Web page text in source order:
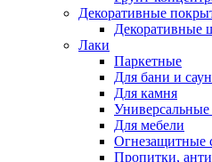
Декоративные
Декоративные
Лаки
Паркетные
Для бани и
Для камня
Универсальные
Для мебели
Огнезащитные
Пропитки,